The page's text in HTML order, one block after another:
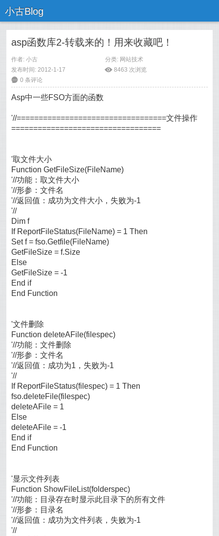
小古Blog
asp函数库2-转载来的！用来收藏吧！
作者:小古 分类: 网站技术
发布时间: 2012-1-17
ė 8463 次浏览
6 0 条评论
Asp中一些FSO方面的函数
'//==================================文件操作
==================================
'取文件大小
Function GetFileSize(FileName)
'//功能：取文件大小
'//形参：文件名
'//返回值：成功为文件大小，失败为-1
'//
Dim f
If ReportFileStatus(FileName) = 1 Then
Set f = fso.Getfile(FileName)
GetFileSize = f.Size
Else
GetFileSize = -1
End if
End Function
'文件删除
Function deleteAFile(filespec)
'//功能：文件删除
'//形参：文件名
'//返回值：成功为1，失败为-1
'//
If ReportFileStatus(filespec) = 1 Then
fso.deleteFile(filespec)
deleteAFile = 1
Else
deleteAFile = -1
End if
End Function
'显示文件列表
Function ShowFileList(folderspec)
'//功能：目录存在时显示此目录下的所有文件
'//形参：目录名
'//返回值：成功为文件列表，失败为-1
'//